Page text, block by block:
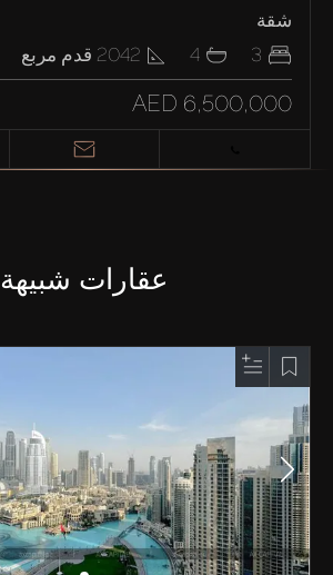
شقة
3
4
2042 قدم مربع
AED 6,500,000
عقارات شبيهة